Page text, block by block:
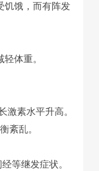
饿，而有阵发
体重。
素水平升高。
紊乱。
等继发症状。